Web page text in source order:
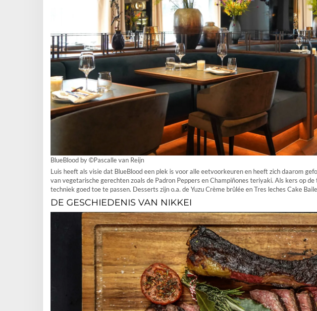
BlueBlood by ©Pascalle van Reijn
Luis heeft als visie dat BlueBlood een plek is voor alle eetvoorkeuren en heeft zich daarom
van vegetarische gerechten zoals de Padron Peppers en Champiñones teriyaki. Als kers op
techniek goed toe te passen. Desserts zijn o.a. de Yuzu Crème brûlée en Tres leches Cake
DE GESCHIEDENIS VAN NIKKEI